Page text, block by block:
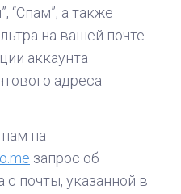
“Спам”, а также
на вашей почте.
аккаунта
адреса
на
запрос об
с почты, указанной в